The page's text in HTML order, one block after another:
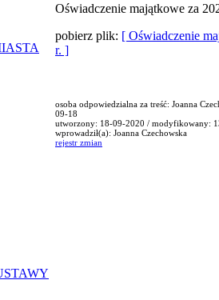
Oświadczenie majątkowe za
pobierz plik: [ Oświadczenie
r. ]
osoba odpowiedzialna za treść: Joanna
09-18
utworzony: 18-09-2020 / modyfikowany:
wprowadził(a): Joanna Czechowska
rejestr zmian